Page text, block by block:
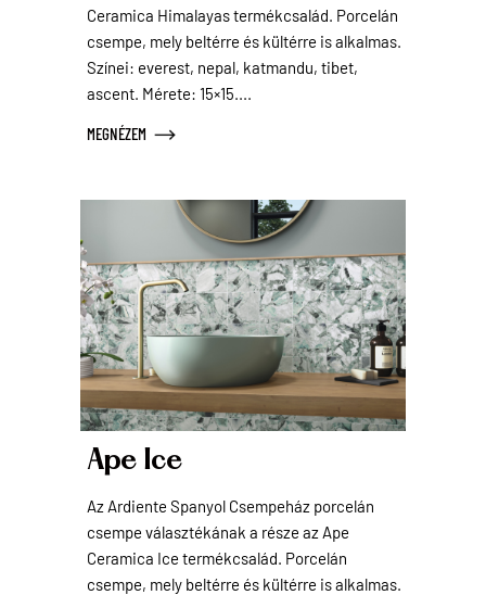
Ceramica Himalayas termékcsalád. Porcelán
csempe, mely beltérre és kültérre is alkalmas.
Színei: everest, nepal, katmandu, tibet,
ascent. Mérete: 15×15....
MEGNÉZEM
Ape Ice
Az Ardiente Spanyol Csempeház porcelán
csempe választékának a része az Ape
Ceramica Ice termékcsalád. Porcelán
csempe, mely beltérre és kültérre is alkalmas.